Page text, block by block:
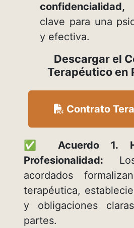
confidencialidad,
clave para una
y efectiva.
Descargar el
Terapéutico en
Contrato
✅ Acuerdo 1.
Profesionalidad:
acordados
terapéutica,
y obligaciones
partes.